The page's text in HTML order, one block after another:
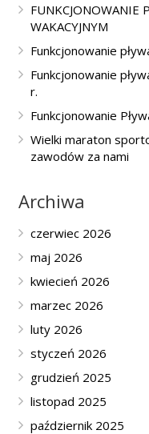
FUNKCJONOWANIE
WAKACYJNYM
Funkcjonowanie
Funkcjonowanie
r.
Funkcjonowanie
Wielki maraton
zawodów za nami
Archiwa
czerwiec 2026
maj 2026
kwiecień 2026
marzec 2026
luty 2026
styczeń 2026
grudzień 2025
listopad 2025
październik 2025